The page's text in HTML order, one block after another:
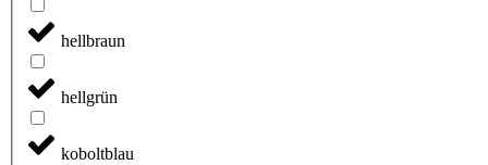
hellbraun
hellgrün
koboltblau